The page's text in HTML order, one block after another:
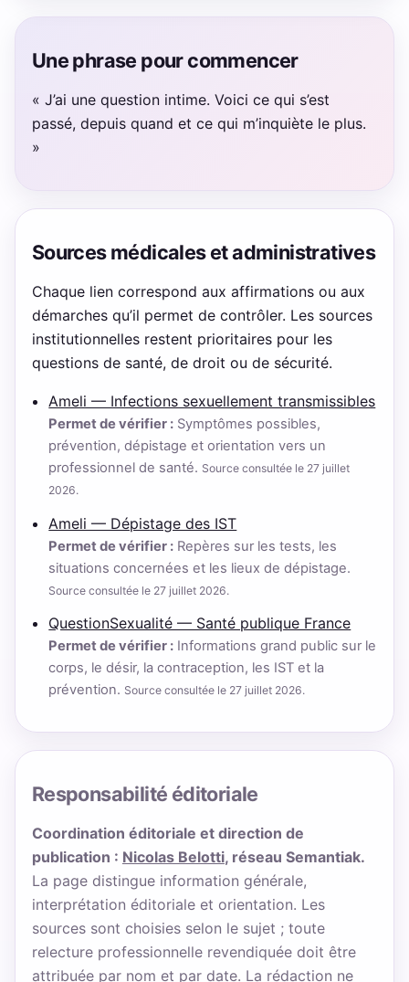
Une phrase pour commencer
« J’ai une question intime. Voici ce qui s’est
passé, depuis quand et ce qui m’inquiète le plus.
»
Sources médicales et administratives
Chaque lien correspond aux affirmations ou aux
démarches qu’il permet de contrôler. Les sources
institutionnelles restent prioritaires pour les
questions de santé, de droit ou de sécurité.
Ameli — Infections sexuellement transmissibles
Permet de vérifier : Symptômes possibles,
prévention, dépistage et orientation vers un
professionnel de santé. Source consultée le 27 juillet
2026.
Ameli — Dépistage des IST
Permet de vérifier : Repères sur les tests, les
situations concernées et les lieux de dépistage.
Source consultée le 27 juillet 2026.
QuestionSexualité — Santé publique France
Permet de vérifier : Informations grand public sur le
corps, le désir, la contraception, les IST et la
prévention. Source consultée le 27 juillet 2026.
Responsabilité éditoriale
Coordination éditoriale et direction de
publication : Nicolas Belotti, réseau Semantiak.
La page distingue information générale,
interprétation éditoriale et orientation. Les
sources sont choisies selon le sujet ; toute
relecture professionnelle revendiquée doit être
attribuée par nom et par date. La rédaction ne